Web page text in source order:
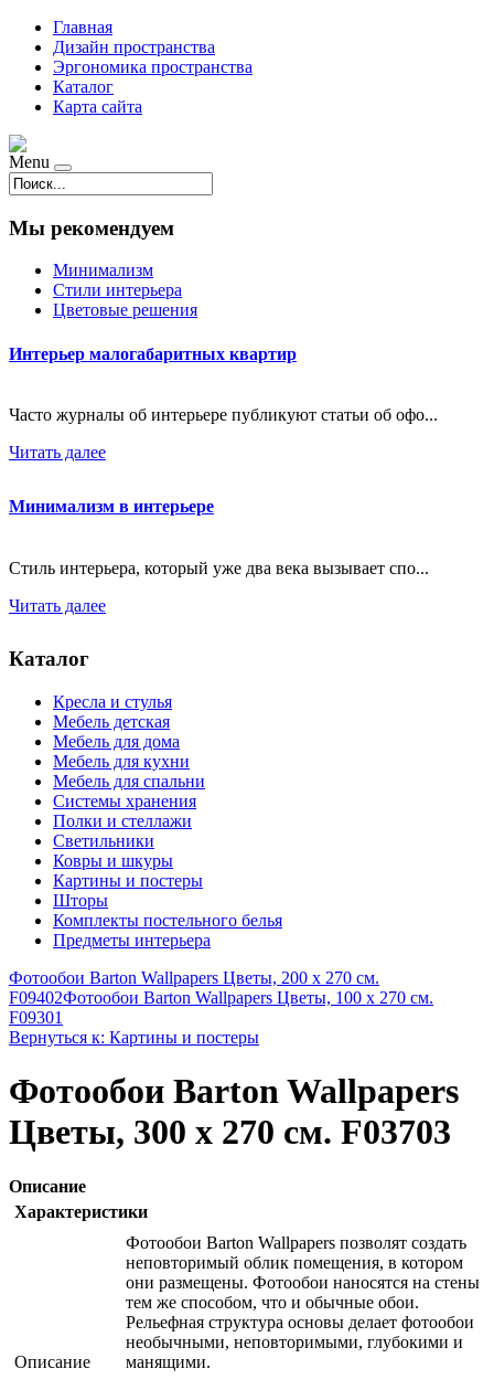
Главная
Дизайн пространства
Эргономика пространства
Каталог
Карта сайта
Menu
Мы рекомендуем
Минимализм
Стили интерьера
Цветовые решения
Интерьер малогабаритных квартир
Часто журналы об интерьере публикуют статьи об офо...
Читать далее
Минимализм в интерьере
Стиль интерьера, который уже два века вызывает спо...
Читать далее
Каталог
Кресла и стулья
Мебель детская
Мебель для дома
Мебель для кухни
Мебель для спальни
Системы хранения
Полки и стеллажи
Светильники
Ковры и шкуры
Картины и постеры
Шторы
Комплекты постельного белья
Предметы интерьера
Фотообои Barton Wallpapers Цветы, 200 x 270 см.
F09402Фотообои Barton Wallpapers Цветы, 100 x 270 см.
F09301
Вернуться к: Картины и постеры
Фотообои Barton Wallpapers
Цветы, 300 x 270 см. F03703
Описание
Характеристики
Описание
Фотообои Barton Wallpapers позволят создать
неповторимый облик помещения, в котором
они размещены. Фотообои наносятся на стены
тем же способом, что и обычные обои.
Рельефная структура основы делает фотообои
необычными, неповторимыми, глубокими и
манящими.